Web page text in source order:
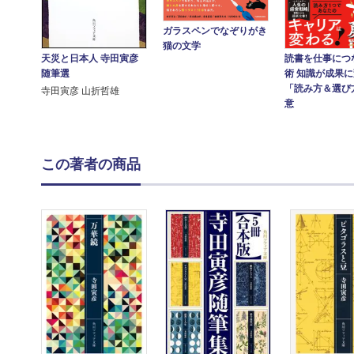
天災と日本人 寺田寅彦
随筆選
寺田寅彦 山折哲雄
ガラスペンでなぞりがき
猫の文学
読書を仕事につ
術 知識が成果
「読み方＆選
意
この著者の商品